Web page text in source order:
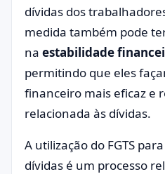
dívidas dos
medida também pode
na estabilidade
permitindo que eles
financeiro mais eficaz e
relacionada às dívidas.
A utilização do FGTS
dívidas é um processo